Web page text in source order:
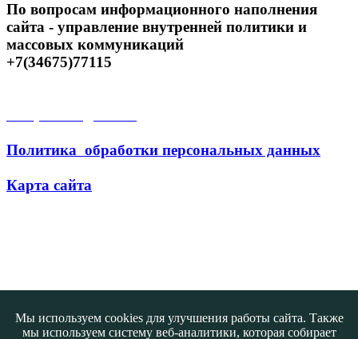
По вопросам информационного наполнения
сайта - управление внутренней политики и
массовых коммуникаций
+7(34675)77115
Политика обработки персональных данных
Карта сайта
Мы используем cookies для улучшения работы сайта. Также
мы используем систему веб-аналитики, которая собирает